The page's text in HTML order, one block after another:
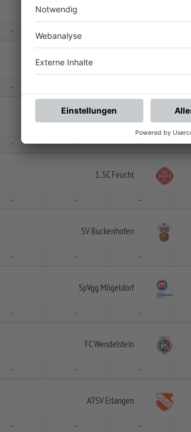
-
SC Großschwarzenlohe
-
FC Wendelstein
- - -
1. SC Feucht
- - -
SV Buckenhofen
- - -
SpVgg Mögeldorf
- - -
FC Wendelstein
- - -
ATSV Erlangen
- - -